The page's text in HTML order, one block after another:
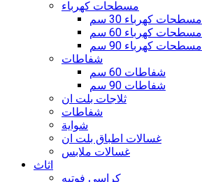
مسطحات كهرباء
مسطحات كهرباء 30 سم
مسطحات كهرباء 60 سم
مسطحات كهرباء 90 سم
شفاطات
شفاطات 60 سم
شفاطات 90 سم
ثلاجات بلت ان
شفاطات
شواية
غسالات اطباق بلت ان
غسالات ملابس
اثاث
كراسى فوتيه